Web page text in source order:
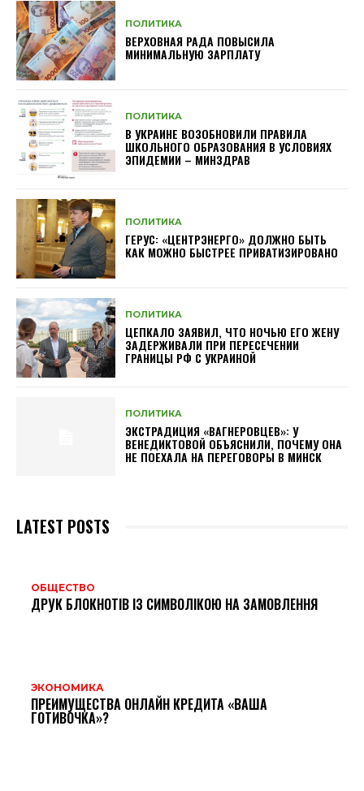
ПОЛИТИКА
ВЕРХОВНАЯ РАДА ПОВЫСИЛА
МИНИМАЛЬНУЮ ЗАРПЛАТУ
ПОЛИТИКА
В УКРАИНЕ ВОЗОБНОВИЛИ ПРАВИЛА
ШКОЛЬНОГО ОБРАЗОВАНИЯ В УСЛОВИЯХ
ЭПИДЕМИИ – МИНЗДРАВ
ПОЛИТИКА
ГЕРУС: «ЦЕНТРЭНЕРГО» ДОЛЖНО БЫТЬ
КАК МОЖНО БЫСТРЕЕ ПРИВАТИЗИРОВАНО
ПОЛИТИКА
ЦЕПКАЛО ЗАЯВИЛ, ЧТО НОЧЬЮ ЕГО ЖЕНУ
ЗАДЕРЖИВАЛИ ПРИ ПЕРЕСЕЧЕНИИ
ГРАНИЦЫ РФ С УКРАИНОЙ
ПОЛИТИКА
ЭКСТРАДИЦИЯ «ВАГНЕРОВЦЕВ»: У
ВЕНЕДИКТОВОЙ ОБЪЯСНИЛИ, ПОЧЕМУ ОНА
НЕ ПОЕХАЛА НА ПЕРЕГОВОРЫ В МИНСК
LATEST POSTS
ОБЩЕСТВО
ДРУК БЛОКНОТІВ ІЗ СИМВОЛІКОЮ НА ЗАМОВЛЕННЯ
ЭКОНОМИКА
ПРЕИМУЩЕСТВА ОНЛАЙН КРЕДИТА «ВАША
ГОТИВОЧКА»?